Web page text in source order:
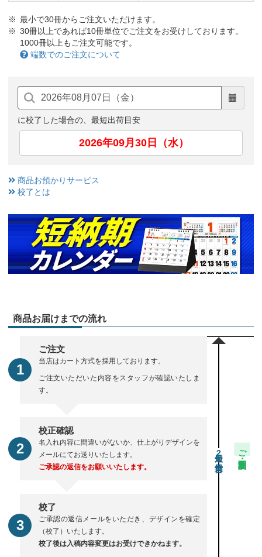
最小で30冊からご注文いただけます。
30冊以上であれば10冊単位でご注文をお受けしております。
1000冊以上もご注文可能です。
端数でのご注文について
に校了した場合の、最短出荷目安
2026年09月30日（水）
商品お預かりサービス
校了とは
商品お届けまでの流れ
ご注文
当店はカート方式を採用しております。
ご注文いただいた内容をスタッフが確認いたしま
す。
校正確認
名入れ内容に間違いがないか、仕上がりデザインを
メールにてお送りいたします。
ご承認の返信をお願いいたします。
校了
ご承認の返信メールをいただき、デザインを確定
（校了）いたします。
校了後は入稿内容変更はお受けできかねます。
2 ご注文・校正期間